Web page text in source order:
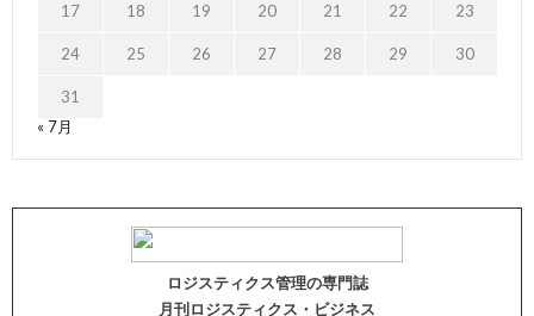
17 18 19 20 21 22 23
24 25 26 27 28 29 30
31
« 7月
ロジスティクス管理の専門誌
月刊ロジスティクス・ビジネス